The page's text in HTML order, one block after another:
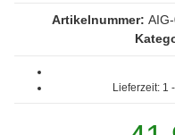
Artikelnummer:
Lieferzeit: 1